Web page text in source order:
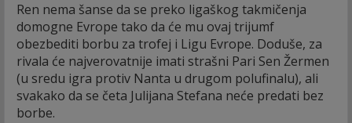
Ren nema šanse da se preko ligaškog takmičenja
domogne Evrope tako da će mu ovaj trijumf
obezbediti borbu za trofej i Ligu Evrope. Doduše, za
rivala će najverovatnije imati strašni Pari Sen Žermen
(u sredu igra protiv Nanta u drugom polufinalu), ali
svakako da se četa Julijana Stefana neće predati bez
borbe.